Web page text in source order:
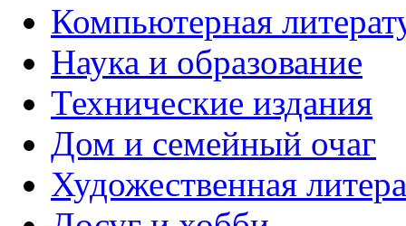
Компьютерная
Наука и образование
Технические издания
Дом и семейный очаг
Художественная